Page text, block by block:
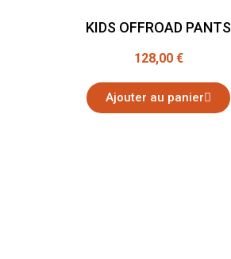
KIDS OFFROAD PANTS
128,00 €
Ajouter au panier